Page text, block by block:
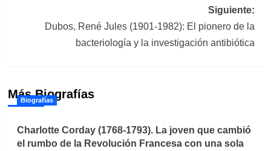
Siguiente:
Dubos, René Jules (1901-1982): El pionero de la
bacteriología y la investigación antibiótica
Más Biografías
Biografías
Charlotte Corday (1768-1793). La joven que cambió
el rumbo de la Revolución Francesa con una sola